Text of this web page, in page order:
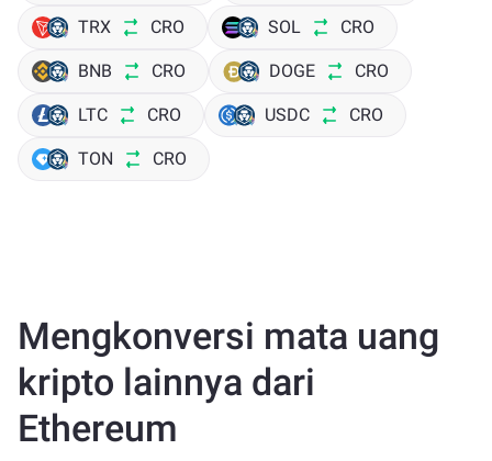
TRX CRO SOL CRO
BNB CRO DOGE CRO
LTC CRO USDC CRO
TON CRO
Mengkonversi mata uang
kripto lainnya dari
Ethereum